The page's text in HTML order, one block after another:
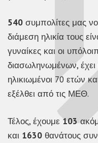
540 συμπολίτες μας
διάμεση ηλικία τους
γυναίκες και οι
διασωληνωμένων, έχει
ηλικιωμένοι 70 ετών
εξέλθει από τις ΜΕΘ.
Τέλος, έχουμε103
και 1630 θανάτους